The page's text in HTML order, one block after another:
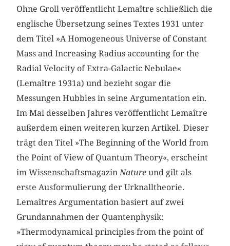
Ohne Groll veröffentlicht Lemaître schließlich die
englische Übersetzung seines Textes 1931 unter
dem Titel »A Homogeneous Universe of Constant
Mass and Increasing Radius accounting for the
Radial Velocity of Extra-Galactic Nebulae«
(Lemaître 1931a) und bezieht sogar die
Messungen Hubbles in seine Argumentation ein.
Im Mai desselben Jahres veröffentlicht Lemaître
außerdem einen weiteren kurzen Artikel. Dieser
trägt den Titel »The Beginning of the World from
the Point of View of Quantum Theory«, erscheint
im WissenschaftsmagazinNature und gilt als
erste Ausformulierung der Urknalltheorie.
Lemaîtres Argumentation basiert auf zwei
Grundannahmen der Quantenphysik:
»Thermodynamical principles from the point of